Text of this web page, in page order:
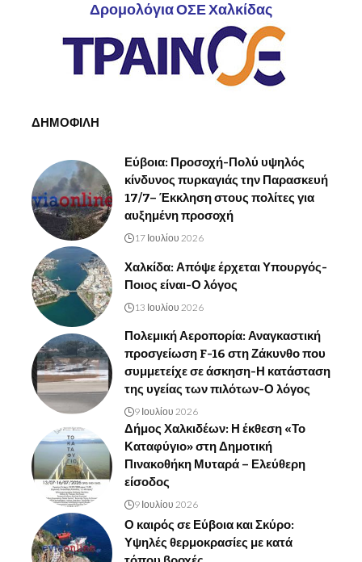
Δρομολόγια ΟΣΕ Χαλκίδας
ΔΗΜΟΦΙΛΗ
Εύβοια: Προσοχή-Πολύ υψηλός
κίνδυνος πυρκαγιάς την Παρασκευή
17/7– Έκκληση στους πολίτες για
αυξημένη προσοχή
17 Ιουλίου 2026
Χαλκίδα: Απόψε έρχεται Υπουργός-
Ποιος είναι-Ο λόγος
13 Ιουλίου 2026
Πολεμική Αεροπορία: Αναγκαστική
προσγείωση F-16 στη Ζάκυνθο που
συμμετείχε σε άσκηση-Η κατάσταση
της υγείας των πιλότων-Ο λόγος
9 Ιουλίου 2026
Δήμος Χαλκιδέων: Η έκθεση «Το
Καταφύγιο» στη Δημοτική
Πινακοθήκη Μυταρά – Ελεύθερη
είσοδος
9 Ιουλίου 2026
Ο καιρός σε Εύβοια και Σκύρο:
Υψηλές θερμοκρασίες με κατά